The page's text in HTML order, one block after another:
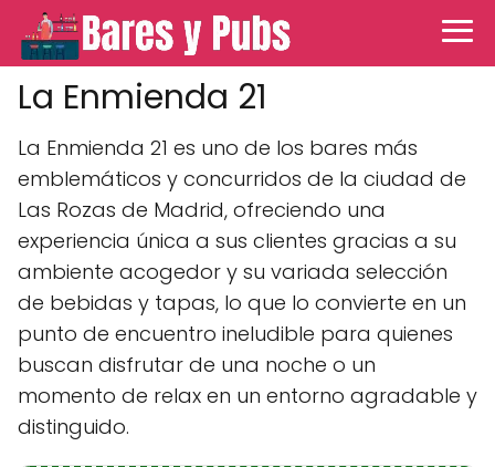
La Enmienda 21
La Enmienda 21 es uno de los bares más
emblemáticos y concurridos de la ciudad de
Las Rozas de Madrid, ofreciendo una
experiencia única a sus clientes gracias a su
ambiente acogedor y su variada selección
de bebidas y tapas, lo que lo convierte en un
punto de encuentro ineludible para quienes
buscan disfrutar de una noche o un
momento de relax en un entorno agradable y
distinguido.